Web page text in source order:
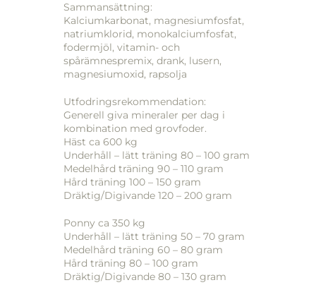
Sammansättning:
Kalciumkarbonat, magnesiumfosfat,
natriumklorid, monokalciumfosfat,
fodermjöl, vitamin- och
spårämnespremix, drank, lusern,
magnesiumoxid, rapsolja
Utfodringsrekommendation:
Generell giva mineraler per dag i
kombination med grovfoder.
Häst ca 600 kg
Underhåll – lätt träning 80 – 100 gram
Medelhård träning 90 – 110 gram
Hård träning 100 – 150 gram
Dräktig/Digivande 120 – 200 gram
Ponny ca 350 kg
Underhåll – lätt träning 50 – 70 gram
Medelhård träning 60 – 80 gram
Hård träning 80 – 100 gram
Dräktig/Digivande 80 – 130 gram